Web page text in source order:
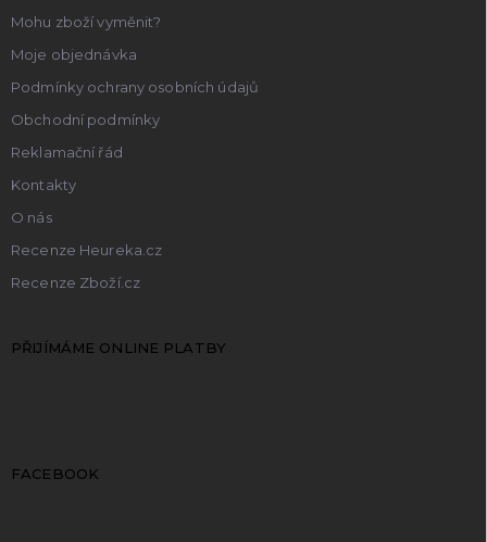
Mohu zboží vyměnit?
Moje objednávka
Podmínky ochrany osobních údajů
Obchodní podmínky
Reklamační řád
Kontakty
O nás
Recenze Heureka.cz
Recenze Zboží.cz
PŘIJÍMÁME ONLINE PLATBY
FACEBOOK